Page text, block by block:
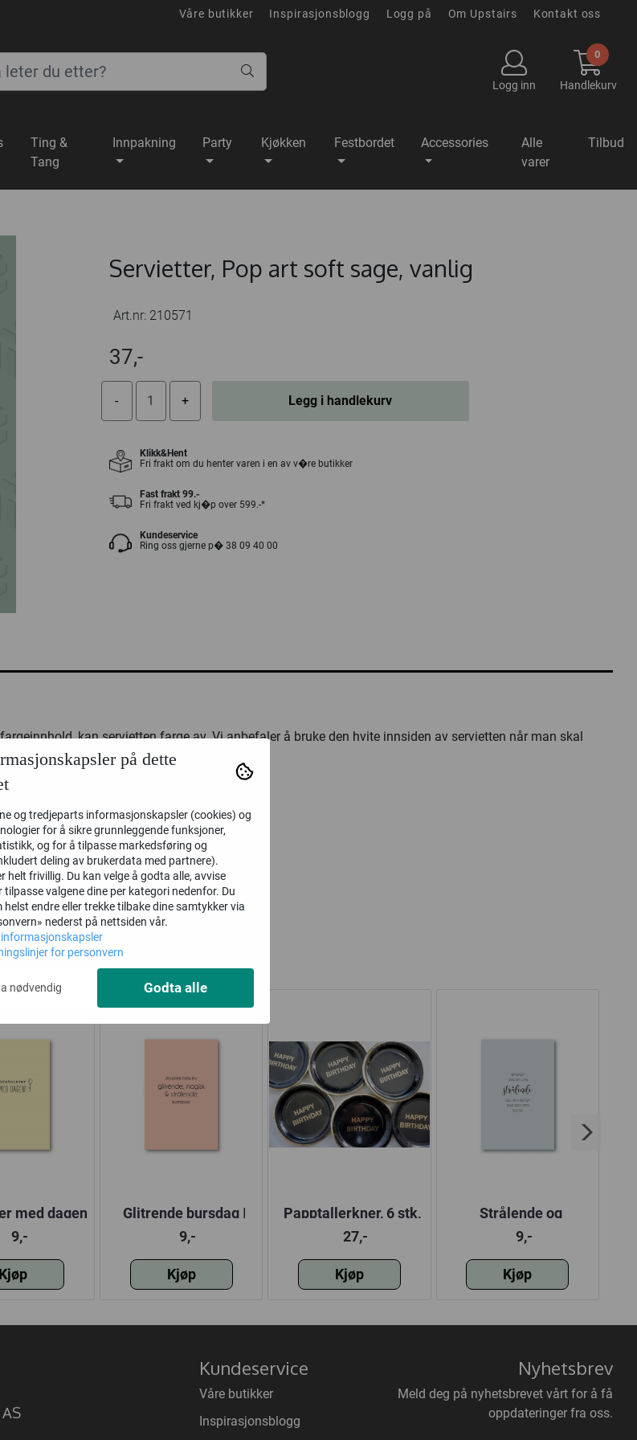
Våre butikker Inspirasjonsblogg Logg på Om Upstairs Kontakt oss
Logg inn
0
Handlekurv
Ting &
Tang
Innpakning Party Kjøkken Festbordet Accessories
Alle
varer
Tilbud
Servietter, Pop art soft sage, vanlig
Art.nr: 210571
37,-
Legg i handlekurv
Klikk&Hent
Fri frakt om du henter varen i en av v�re butikker
Fast frakt 99.-
Fri frakt ved kj�p over 599.-*
Kundeservice
Ring oss gjerne p� 38 09 40 00
kan servietten farge av. Vi anbefaler å bruke den hvite innsiden av servietten når man skal
produkter
med dagen
cm
9,-
Kjøp
Glitrende bursdag |
10x15 cm
9,-
Kjøp
Papptallerkner, 6 stk,
sort
27,-
Kjøp
Strålende og
fantastisk dag | 10x15
cm
9,-
Kjøp
på dette
og tredjeparts informasjonskapsler (cookies) og
for å sikre grunnleggende funksjoner,
og for å tilpasse markedsføring og
deling av brukerdata med partnere).
helt frivillig. Du kan velge å godta alle, avvise
tilpasse valgene dine per kategori nedenfor. Du
helst endre eller trekke tilbake dine samtykker via
nederst på nettsiden vår.
informasjonskapsler
for personvern
nødvendig Godta alle
Kundeservice
Våre butikker
Inspirasjonsblogg
Nyhetsbrev
Meld deg på nyhetsbrevet vårt for å få
oppdateringer fra oss.